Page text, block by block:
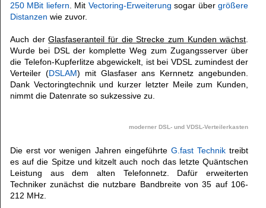
250 MBit liefern . Mit Vectoring-Erweiterung sogar übergrößere
Distanzen wie zuvor.
Auch derGlasfaseranteil für die Strecke zum Kunden wächst
Wurde bei DSL der komplette Weg zum Zugangsserver über
die Telefon-Kupferlitze abgewickelt, ist bei VDSL zumindest der
Verteiler (DSLAM) mit Glasfaser ans Kernnetz angebunden.
Dank Vectoringtechnik und kurzer letzter Meile zum Kunden,
nimmt die Datenrate so sukzessive zu.
moderner DSL- und VDSL-Verteilerkasten
Die erst vor wenigen Jahren eingeführte G.fast Technik treibt
es auf die Spitze und kitzelt auch noch das letzte Quäntschen
Leistung aus dem alten Telefonnetz. Dafür erweiterten
Techniker zunächst die nutzbare Bandbreite von 35 auf 106-
212 MHz.